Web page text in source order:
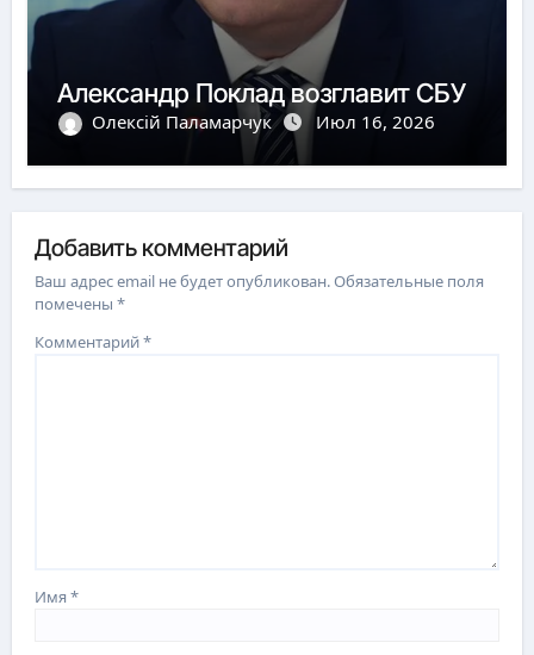
Александр Поклад возглавит СБУ
Олексій Паламарчук Июл 16, 2026
Добавить комментарий
Ваш адрес email не будет опубликован.Обязательные поля
помечены*
Комментарий*
Имя*